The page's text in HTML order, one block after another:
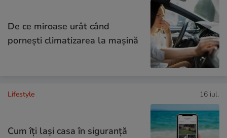
De ce miroase urât când
pornești climatizarea la mașină
Lifestyle 16 iul.
Cum îţi laşi casa în siguranţă